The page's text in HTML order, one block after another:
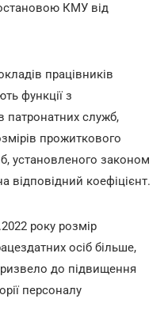
КМУ від
працівників
функції з
патронатних служб,
прожиткового
установленого законом
відповідний коефіцієнт.
року розмір
осіб більше,
до підвищення
персоналу